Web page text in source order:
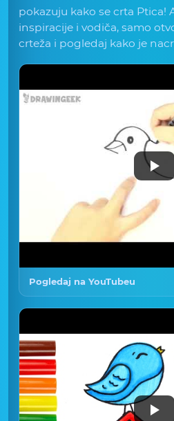
pokazuju kako se crta Ptica!
inspiracije i vodiča, samo
crteža i pogledaj kako je
Pogledaj na YouTubeu